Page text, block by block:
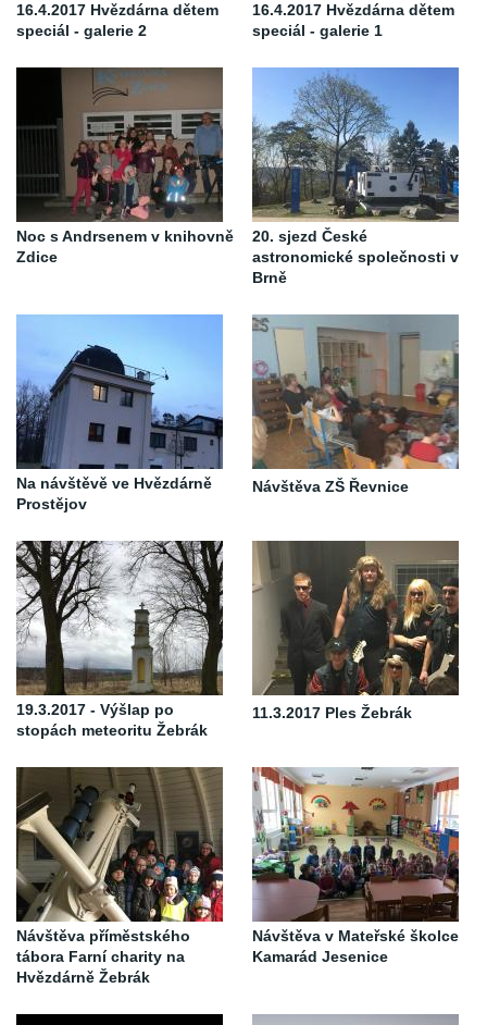
16.4.2017 Hvězdárna dětem
speciál - galerie 2
16.4.2017 Hvězdárna dětem
speciál - galerie 1
Noc s Andrsenem v knihovně
Zdice
20. sjezd České
astronomické společnosti v
Brně
Na návštěvě ve Hvězdárně
Prostějov
Návštěva ZŠ Řevnice
19.3.2017 - Výšlap po
stopách meteoritu Žebrák
11.3.2017 Ples Žebrák
Návštěva příměstského
tábora Farní charity na
Hvězdárně Žebrák
Návštěva v Mateřské školce
Kamarád Jesenice